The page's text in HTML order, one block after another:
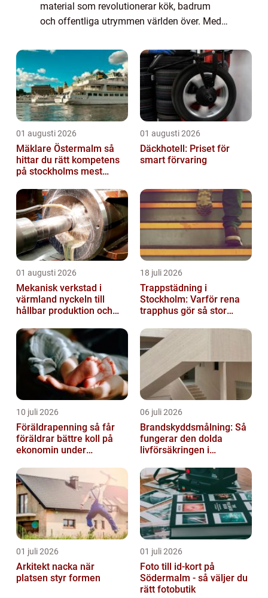
material som revolutionerar kök, badrum
och offentliga utrymmen världen över. Med
funktionalitet seg...
01 augusti 2026
Mäklare Östermalm så
hittar du rätt kompetens
på stockholms mest
01 augusti 2026
Däckhotell: Priset för
smart förvaring
01 augusti 2026
Mekanisk verkstad i
värmland nyckeln till
hållbar produktion och
18 juli 2026
Trappstädning i
Stockholm: Varför rena
trapphus gör så stor
10 juli 2026
Föräldrapenning så får
föräldrar bättre koll på
ekonomin under
06 juli 2026
Brandskyddsmålning: Så
fungerar den dolda
livförsäkringen i
01 juli 2026
Arkitekt nacka när
platsen styr formen
01 juli 2026
Foto till id-kort på
Södermalm - så väljer du
rätt fotobutik